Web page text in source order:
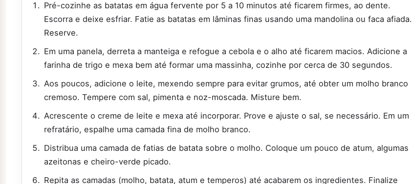
Pré-cozinhe as batatas em água fervente por 5 a 10 minutos até ficarem firmes, ao dente.
Escorra e deixe esfriar. Fatie as batatas em lâminas finas usando uma mandolina ou faca afiada.
Reserve.
Em uma panela, derreta a manteiga e refogue a cebola e o alho até ficarem macios. Adicione a
farinha de trigo e mexa bem até formar uma massinha, cozinhe por cerca de 30 segundos.
Aos poucos, adicione o leite, mexendo sempre para evitar grumos, até obter um molho branco
cremoso. Tempere com sal, pimenta e noz-moscada. Misture bem.
Acrescente o creme de leite e mexa até incorporar. Prove e ajuste o sal, se necessário. Em um
refratário, espalhe uma camada fina de molho branco.
Distribua uma camada de fatias de batata sobre o molho. Coloque um pouco de atum, algumas
azeitonas e cheiro-verde picado.
Repita as camadas (molho, batata, atum e temperos) até acabarem os ingredientes. Finalize